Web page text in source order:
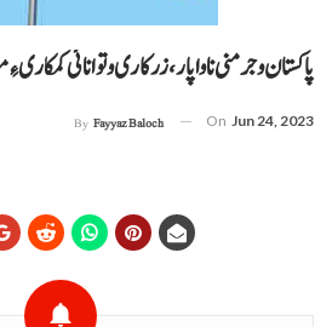
پاکستان و جرمنی نا واپار، زرکاری و توانائی
By Fayyaz Baloch On Jun 24, 2023